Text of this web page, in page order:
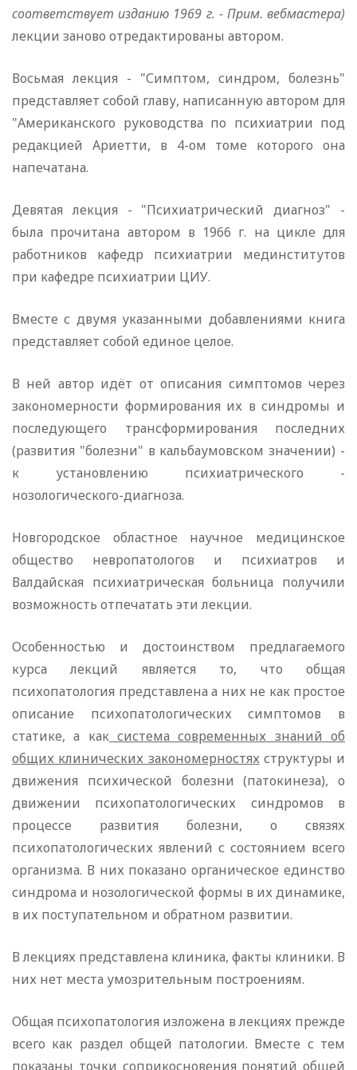
соответствует изданию 1969 г. - Прим. вебмастера)
лекции заново отредактированы автором.
Восьмая лекция - "Симптом, синдром, болезнь"
представляет собой главу, написанную автором для
"Американского руководства по психиатрии под
редакцией Ариетти, в 4-ом томе которого она
напечатана.
Девятая лекция - "Психиатрический диагноз" -
была прочитана автором в 1966 г. на цикле для
работников кафедр психиатрии мединститутов
при кафедре психиатрии ЦИУ.
Вместе с двумя указанными добавлениями книга
представляет собой единое целое.
В ней автор идёт от описания симптомов через
закономерности формирования их в синдромы и
последующего трансформирования последних
(развития "болезни" в кальбаумовском значении) -
к установлению психиатрического -
нозологического-диагноза.
Новгородское областное научное медицинское
общество невропатологов и психиатров и
Валдайская психиатрическая больница получили
возможность отпечатать эти лекции.
Особенностью и достоинством предлагаемого
курса лекций является то, что общая
психопатология представлена а них не как простое
описание психопатологических симптомов в
статике, а каксистема современных знаний об
общих клинических закономерностяхструктуры и
движения психической болезни (патокинеза), о
движении психопатологических синдромов в
процессе развития болезни, о связях
психопатологических явлений с состоянием всего
организма. В них показано органическое единство
синдрома и нозологической формы в их динамике,
в их поступательном и обратном развитии.
В лекциях представлена клиника, факты клиники. В
них нет места умозрительным построениям.
Общая психопатология изложена в лекциях прежде
всего как раздел общей патологии. Вместе с тем
показаны точки соприкосновения понятий общей